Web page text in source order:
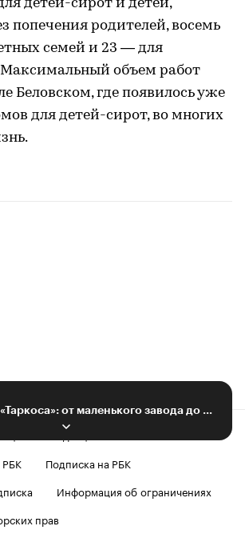
детей-сирот и детей,
попечения родителей, восемь
семей и 23 — для
Максимальный объем работ
Беловском, где появилось уже
для детей-сирот, во многих
Шеф-пивовар «Таркоса»: от маленького завода до пивоваренной империи
РБК
Подписка на РБК
Информация об ограничениях
прав